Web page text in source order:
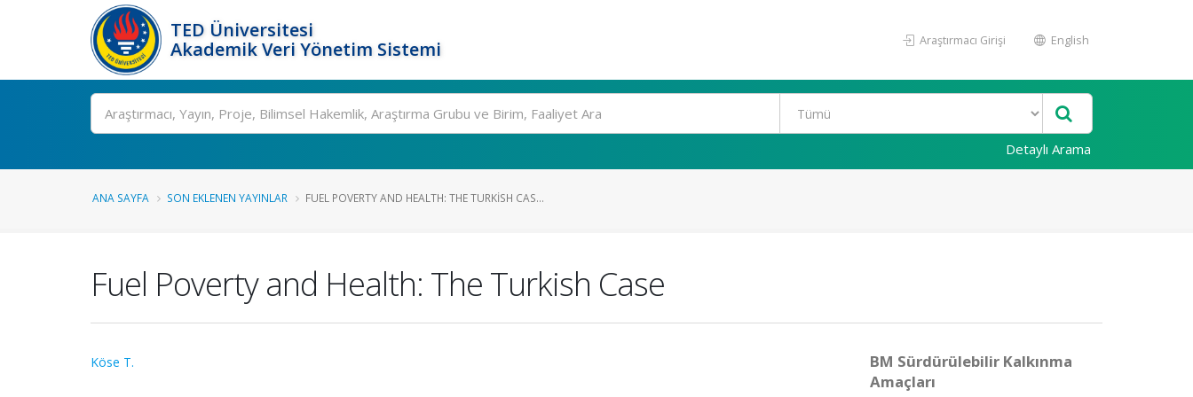
TED Üniversitesi
Akademik Veri Yönetim Sistemi
Araştırmacı Girişi English
Ara
Detaylı Arama
ANA SAYFA SON EKLENEN YAYINLAR FUEL POVERTY AND HEALTH: THE TURKISH CAS...
Fuel Poverty and Health: The Turkish Case
Köse T.
BM Sürdürülebilir Kalkınma
Amaçları